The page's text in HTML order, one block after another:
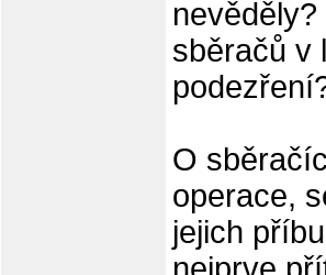
sběračů v
O
operace,
jejich